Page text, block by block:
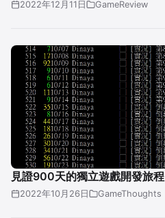
2022年12月11日 GameReview
見證900天的獨立遊戲開發旅程
2022年10月26日 GameThoughts